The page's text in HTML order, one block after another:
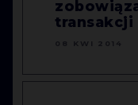
transakcji